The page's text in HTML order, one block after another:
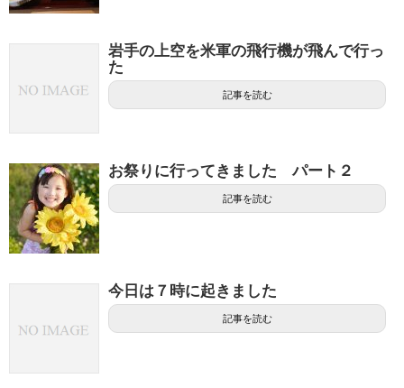
岩手の上空を米軍の飛行機が飛んで行っ
た
記事を読む
お祭りに行ってきました パート２
記事を読む
今日は７時に起きました
記事を読む